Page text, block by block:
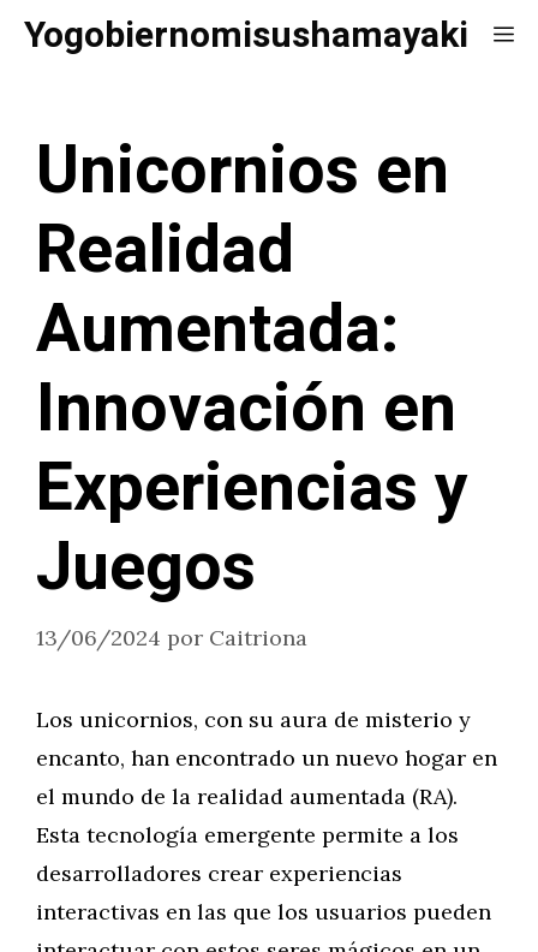
SaltarYogobiernomisushamayaki
Unicornios en
Realidad
Aumentada:
Innovación en
Experiencias y
Juegos
13/06/2024 por Caitriona
Los unicornios, con su aura de misterio y
encanto, han encontrado un nuevo hogar en
el mundo de la realidad aumentada (RA).
Esta tecnología emergente permite a los
desarrolladores crear experiencias
interactivas en las que los usuarios pueden